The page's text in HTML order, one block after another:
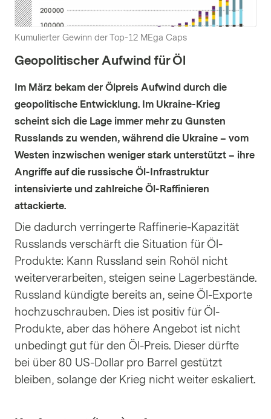
Kumulierter Gewinn der Top-12 MEga Caps
Geopolitischer Aufwind für Öl
Im März bekam der Ölpreis Aufwind durch die
geopolitische Entwicklung. Im Ukraine-Krieg
scheint sich die Lage immer mehr zu Gunsten
Russlands zu wenden, während die Ukraine – vom
Westen inzwischen weniger stark unterstützt – ihre
Angriffe auf die russische Öl-Infrastruktur
intensivierte und zahlreiche Öl-Raffinieren
attackierte.
Die dadurch verringerte Raffinerie-Kapazität
Russlands verschärft die Situation für Öl-
Produkte: Kann Russland sein Rohöl nicht
weiterverarbeiten, steigen seine Lagerbestände.
Russland kündigte bereits an, seine Öl-Exporte
hochzuschrauben. Dies ist positiv für Öl-
Produkte, aber das höhere Angebot ist nicht
unbedingt gut für den Öl-Preis. Dieser dürfte
bei über 80 US-Dollar pro Barrel gestützt
bleiben, solange der Krieg nicht weiter eskaliert.